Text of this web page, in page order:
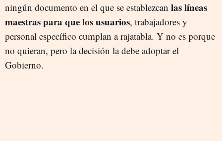
ningún documento en el que se establezcan las líneas
maestras para que los usuarios, trabajadores y
personal específico cumplan a rajatabla. Y no es porque
no quieran, pero la decisión la debe adoptar el
Gobierno.